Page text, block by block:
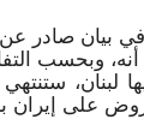
بيان صادر عن
وبحسب
لبنان،
على